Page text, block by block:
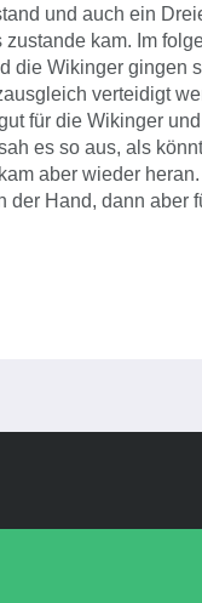
und auch ein
kam. Im
die Wikinger gingen
verteidigt
für die Wikinger
es so aus, als
aber wieder
der Hand, dann